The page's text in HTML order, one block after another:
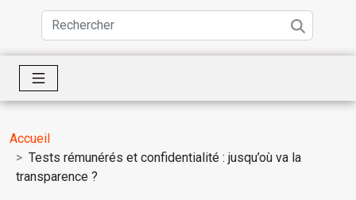
Accueil
Tests rémunérés et confidentialité : jusqu’où va la
transparence ?